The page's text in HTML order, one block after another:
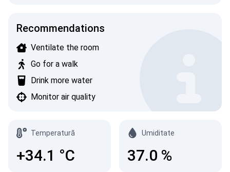
Recommendations
Ventilate the room
Go for a walk
Drink more water
Monitor air quality
Temperatură
+34.1 °C
Umiditate
37.0 %